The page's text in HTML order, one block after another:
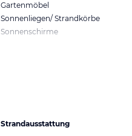
Gartenmöbel
Sonnenliegen/ Strandkörbe
Sonnenschirme
Strandausstattung